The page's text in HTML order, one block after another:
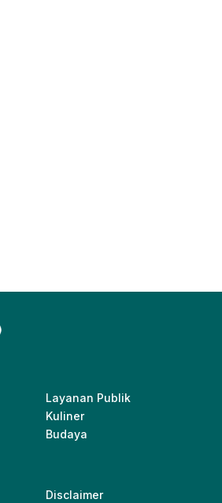
Layanan Publik
Kuliner
Budaya
Disclaimer